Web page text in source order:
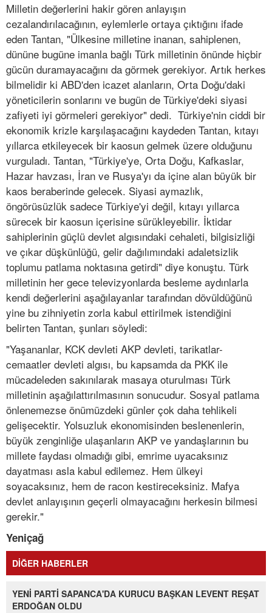
Milletin değerlerini hakir gören anlayışın
cezalandırılacağının, eylemlerle ortaya çıktığını ifade
eden Tantan, "Ülkesine milletine inanan, sahiplenen,
dününe bugüne imanla bağlı Türk milletinin önünde hiçbir
gücün duramayacağını da görmek gerekiyor. Artık herkes
bilmelidir ki ABD'den icazet alanların, Orta Doğu'daki
yöneticilerin sonlarını ve bugün de Türkiye'deki siyasi
zafiyeti iyi görmeleri gerekiyor" dedi. Türkiye'nin ciddi bir
ekonomik krizle karşılaşacağını kaydeden Tantan, kıtayı
yıllarca etkileyecek bir kaosun gelmek üzere olduğunu
vurguladı. Tantan, "Türkiye'ye, Orta Doğu, Kafkaslar,
Hazar havzası, İran ve Rusya'yı da içine alan büyük bir
kaos beraberinde gelecek. Siyasi aymazlık,
öngörüsüzlük sadece Türkiye'yi değil, kıtayı yıllarca
sürecek bir kaosun içerisine sürükleyebilir. İktidar
sahiplerinin güçlü devlet algısındaki cehaleti, bilgisizliği
ve çıkar düşkünlüğü, gelir dağılımındaki adaletsizlik
toplumu patlama noktasına getirdi" diye konuştu. Türk
milletinin her gece televizyonlarda besleme aydınlarla
kendi değerlerini aşağılayanlar tarafından dövüldüğünü
yine bu zihniyetin zorla kabul ettirilmek istendiğini
belirten Tantan, şunları söyledi:
"Yaşananlar, KCK devleti AKP devleti, tarikatlar-
cemaatler devleti algısı, bu kapsamda da PKK ile
mücadeleden sakınılarak masaya oturulması Türk
milletinin aşağılattırılmasının sonucudur. Sosyal patlama
önlenemezse önümüzdeki günler çok daha tehlikeli
gelişecektir. Yolsuzluk ekonomisinden beslenenlerin,
büyük zenginliğe ulaşanların AKP ve yandaşlarının bu
millete faydası olmadığı gibi, emrime uyacaksınız
dayatması asla kabul edilemez. Hem ülkeyi
soyacaksınız, hem de racon kestireceksiniz. Mafya
devlet anlayışının geçerli olmayacağını herkesin bilmesi
gerekir."
Yeniçağ
DİĞER HABERLER
YENİ PARTİ SAPANCA'DA KURUCU BAŞKAN LEVENT REŞAT
ERDOĞAN OLDU